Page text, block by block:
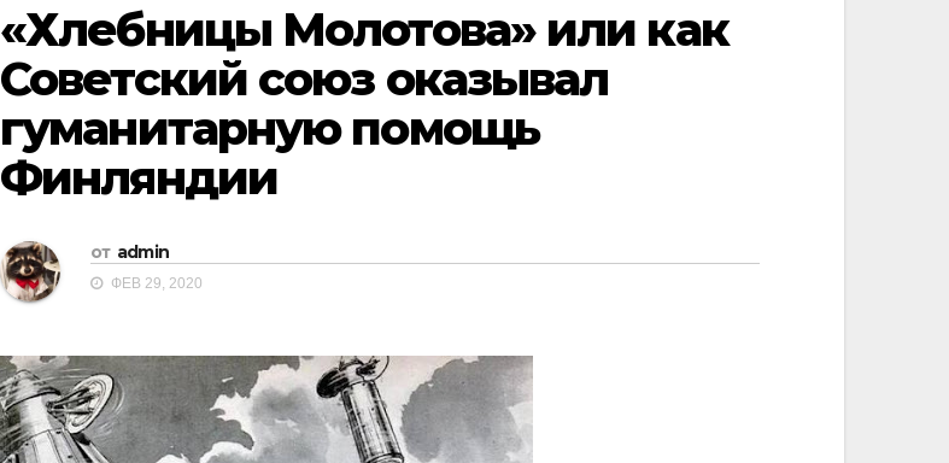
«Хлебницы Молотова» или как
Советский союз оказывал
гуманитарную помощь
Финляндии
от admin
ФЕВ 29, 2020